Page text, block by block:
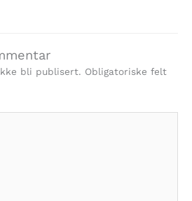
bli publisert. Obligatoriske felt